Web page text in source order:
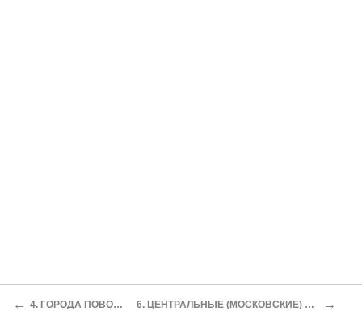
← 4. ГОРОДА ПОВОЛЖЬЯ 6. ЦЕНТРАЛЬНЫЕ (МОСКОВСКИЕ) ГОРОДА →